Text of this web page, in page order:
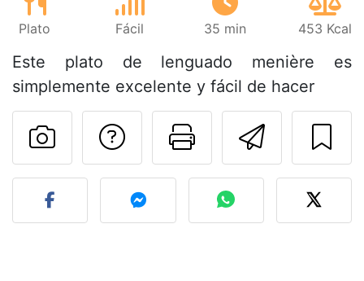
Plato Fácil 35 min 453 Kcal
Este plato de lenguado menière es
simplemente excelente y fácil de hacer
Imprimir
Preguntar al autor
Publicar la foto de esta